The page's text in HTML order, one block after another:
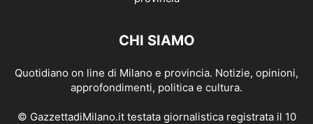
CHI SIAMO
Quotidiano on line di Milano e provincia. Notizie, opinioni,
approfondimenti, politica e cultura.
© GazzettadiMilano.it testata giornalistica registrata il 10